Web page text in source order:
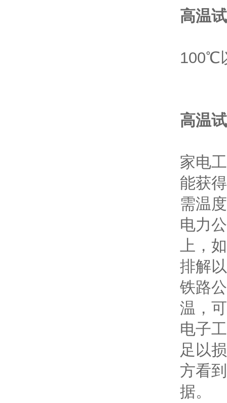
高温
100℃
高温
家电
能获
需温
电力
上，
排解
铁路
温，
电子
足以
方看
据。